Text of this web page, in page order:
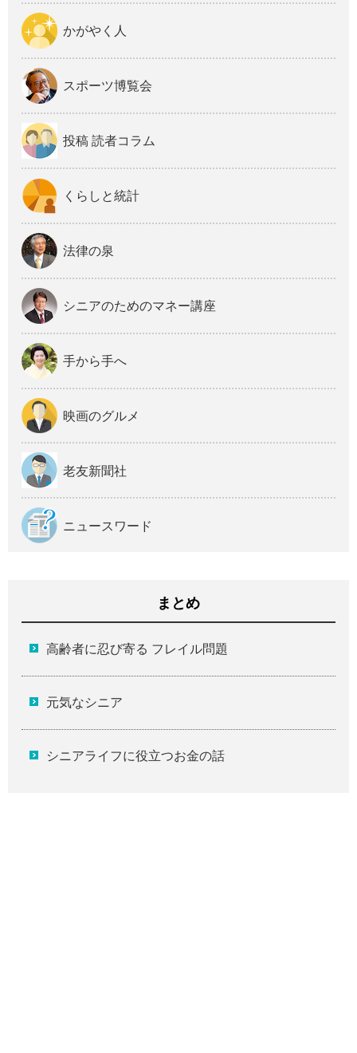
かがやく人
スポーツ博覧会
投稿 読者コラム
くらしと統計
法律の泉
シニアのためのマネー講座
手から手へ
映画のグルメ
老友新聞社
ニュースワード
まとめ
高齢者に忍び寄る フレイル問題
元気なシニア
シニアライフに役立つお金の話